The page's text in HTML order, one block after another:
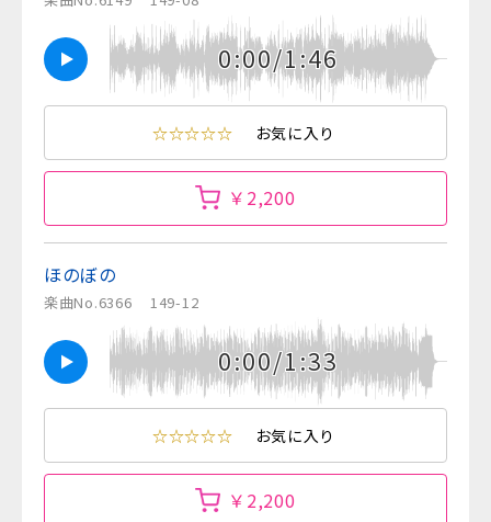
0:00/1:46
☆☆☆☆☆ お気に入り
￥2,200
ほのぼの
楽曲No.6366 149-12
0:00/1:33
☆☆☆☆☆ お気に入り
￥2,200